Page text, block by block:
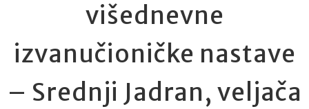
višednevne
izvanučioničke nastave
– Srednji Jadran, veljača